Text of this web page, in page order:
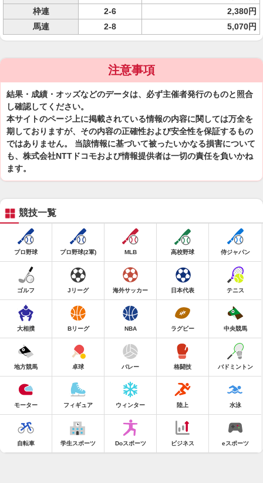
枠連
2-6
2,380円
馬連
2-8 5,070円
注意事項
結果・成績・オッズなどのデータは、必ず主催者発行のものと照合
し確認してください。
本サイトのページ上に掲載されている情報の内容に関しては万全を
期しておりますが、その内容の正確性および安全性を保証するもの
ではありません。 当該情報に基づいて被ったいかなる損害について
も、株式会社NTTドコモおよび情報提供者は一切の責任を負いかね
ます。
競技一覧
プロ野球 プロ野球(2軍) MLB 高校野球 侍ジャパン
ゴルフ Jリーグ 海外サッカー 日本代表 テニス
大相撲 Bリーグ NBA ラグビー 中央競馬
地方競馬 卓球 バレー 格闘技 バドミントン
モーター フィギュア ウィンター 陸上 水泳
自転車 学生スポーツ Doスポーツ ビジネス eスポーツ